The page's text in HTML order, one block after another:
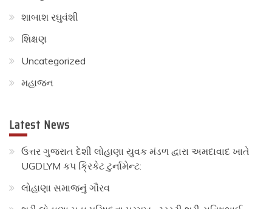
શાબાશ રઘુવંશી
શિક્ષણ
Uncategorized
મહાજન
Latest News
ઉત્તર ગુજરાત દેશી લોહાણા યુવક મંડળ દ્વારા અમદાવાદ ખાતે
UGDLYM કપ ક્રિકેટ ટુર્નામેન્ટ:
લોહાણા સમાજનું ગૌરવ